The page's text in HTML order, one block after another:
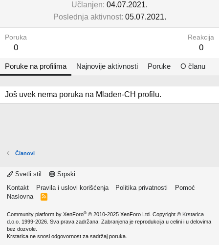
Učlanjen 04.07.2021.
Poslednja aktivnost 05.07.2021.
Poruka
0
Reakcija
0
Poruke na profilima Najnovije aktivnosti Poruke O članu
Još uvek nema poruka na Mladen-CH profilu.
Članovi
Svetli stil
Srpski
Kontakt
Pravila i uslovi korišćenja Politika privatnosti
Pomoć
Naslovna
R
Community platform by XenForo® © 2010-2025 XenForo Ltd. Copyright © Krstarica
d.o.o. 1999-2026. Sva prava zadržana. Zabranjena je reprodukcija u celini i u delovima
bez dozvole.
Krstarica ne snosi odgovornost za sadržaj poruka.